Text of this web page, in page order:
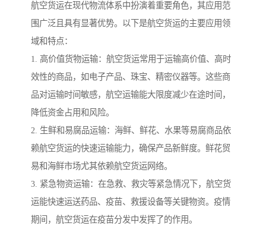
航空货运在现代物流体系中扮演着重要角色，其应用范
围广泛且具有显著优势。以下是航空货运的主要应用领
域和特点：
1. 高价值货物运输：航空货运常用于运输高价值、高时
效性的商品，如电子产品、珠宝、精密仪器等。这些商
品对运输时间敏感，航空运输能大限度减少在途时间，
降低资金占用和风险。
2. 生鲜和易腐品运输：海鲜、鲜花、水果等易腐商品依
赖航空货运的快速运输能力，确保产品新鲜度。鲜花贸
易和海鲜市场尤其依赖航空货运网络。
3. 紧急物资运输：在急救、救灾等紧急情况下，航空货
运能快速运送药品、疫苗、救援设备等关键物资。疫情
期间，航空货运在疫苗分发中发挥了的作用。